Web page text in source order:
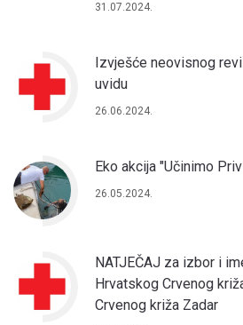
31.07.2024.
Izvješće neovisnog
uvidu
26.06.2024.
Eko akcija "Učinimo
26.05.2024.
NATJEČAJ za izbor i
Hrvatskog Crvenog
Crvenog križa Zadar